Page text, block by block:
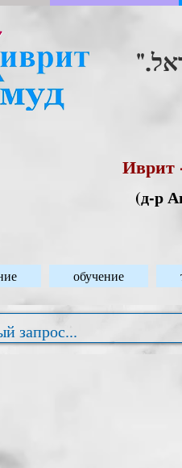
Иврит
(д-р
обучение